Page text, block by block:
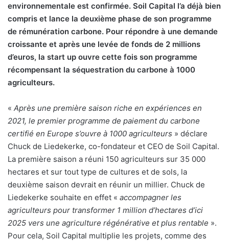
environnementale est confirmée. Soil Capital l’a déjà bien
compris et lance la deuxième phase de son programme
de rémunération carbone. Pour répondre à une demande
croissante et après une levée de fonds de 2 millions
d’euros, la start up ouvre cette fois son programme
récompensant la séquestration du carbone à 1000
agriculteurs.
« Après une première saison riche en expériences en
2021, le premier programme de paiement du carbone
certifié en Europe s’ouvre à 1000 agriculteurs » déclare
Chuck de Liedekerke, co-fondateur et CEO de Soil Capital.
La première saison a réuni 150 agriculteurs sur 35 000
hectares et sur tout type de cultures et de sols, la
deuxième saison devrait en réunir un millier. Chuck de
Liedekerke souhaite en effet « accompagner les
agriculteurs pour transformer 1 million d’hectares d’ici
2025 vers une agriculture régénérative et plus rentable ».
Pour cela, Soil Capital multiplie les projets, comme des